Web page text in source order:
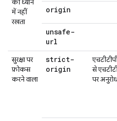
को ध्यान
में नहीं
रखता
origin
unsafe-
url
सुरक्षा पर
फ़ोकस
करने वाला
strict-
origin
से
पर